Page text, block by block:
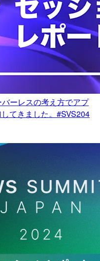
ーレスの考え方でアプ
てきました。#SVS204